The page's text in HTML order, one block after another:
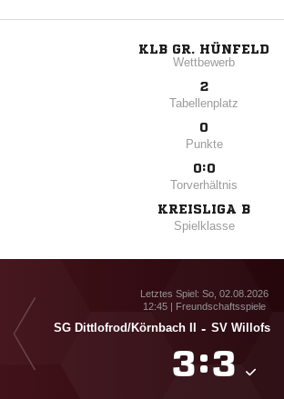
KLB GR. HÜNFELD
Wettbewerb
2
Tabellenplatz
0
Punkte
0:0
Torverhältnis
KREISLIGA B
Spielklasse
Letztes Spiel: So, 02.08.2026
12:45 | Freundschaftsspiele
SG Dittlofrod/​Körnbach II - SV Willofs
: